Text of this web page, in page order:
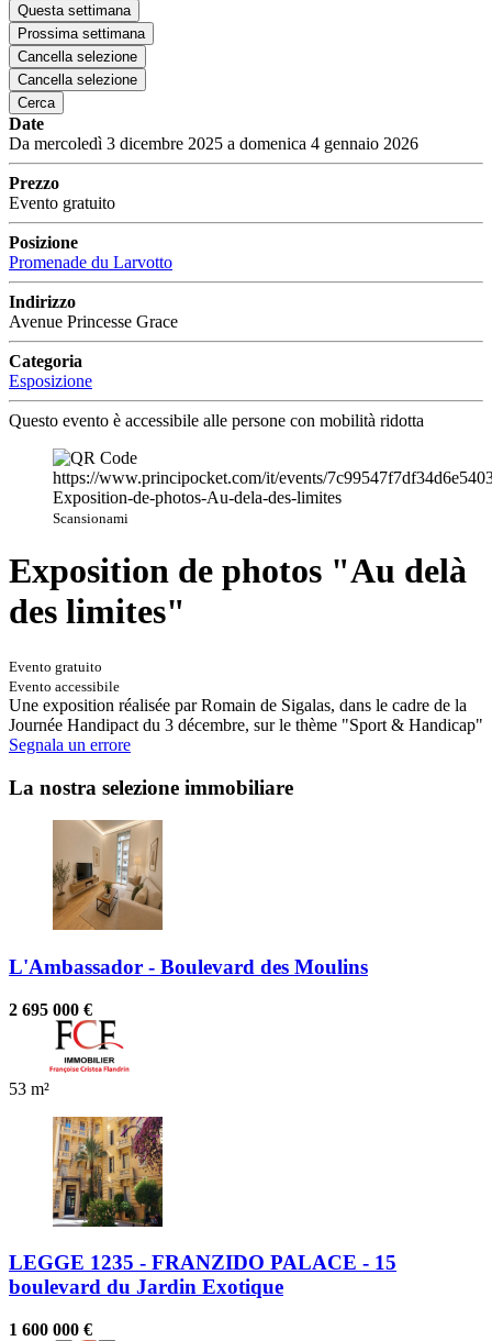
Questa settimana
Prossima settimana
Cancella selezione
Cancella selezione
Cerca
Date
Da mercoledì 3 dicembre 2025 a domenica 4 gennaio 2026
Prezzo
Evento gratuito
Posizione
Promenade du Larvotto
Indirizzo
Avenue Princesse Grace
Categoria
Esposizione
Questo evento è accessibile alle persone con mobilità ridotta
Scansionami
Exposition de photos "Au delà
des limites"
Evento gratuito
Evento accessibile
Une exposition réalisée par Romain de Sigalas, dans le cadre de la
Journée Handipact du 3 décembre, sur le thème "Sport & Handicap"
Segnala un errore
La nostra selezione immobiliare
L'Ambassador - Boulevard des Moulins
2 695 000 €
53 m²
LEGGE 1235 - FRANZIDO PALACE - 15
boulevard du Jardin Exotique
1 600 000 €